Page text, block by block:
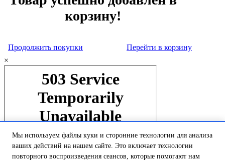
корзину!
Продолжить покупки
Перейти в корзину
×
Мы используем файлы куки и сторонние технологии для анализа
ваших действий на нашем сайте. Это включает технологии
повторного воспроизведения сеансов, которые помогают нам